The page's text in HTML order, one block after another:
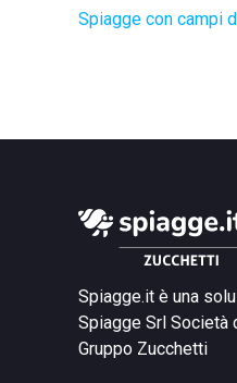
Spiagge con campi
Spiagge.it è una
Spiagge Srl Società
Gruppo Zucchetti